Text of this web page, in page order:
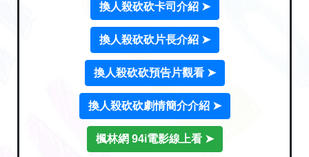
換人殺砍砍卡司介紹 ➤
換人殺砍砍片長介紹 ➤
換人殺砍砍預告片觀看 ➤
換人殺砍砍劇情簡介介紹 ➤
楓林網 94i電影線上看 ➤